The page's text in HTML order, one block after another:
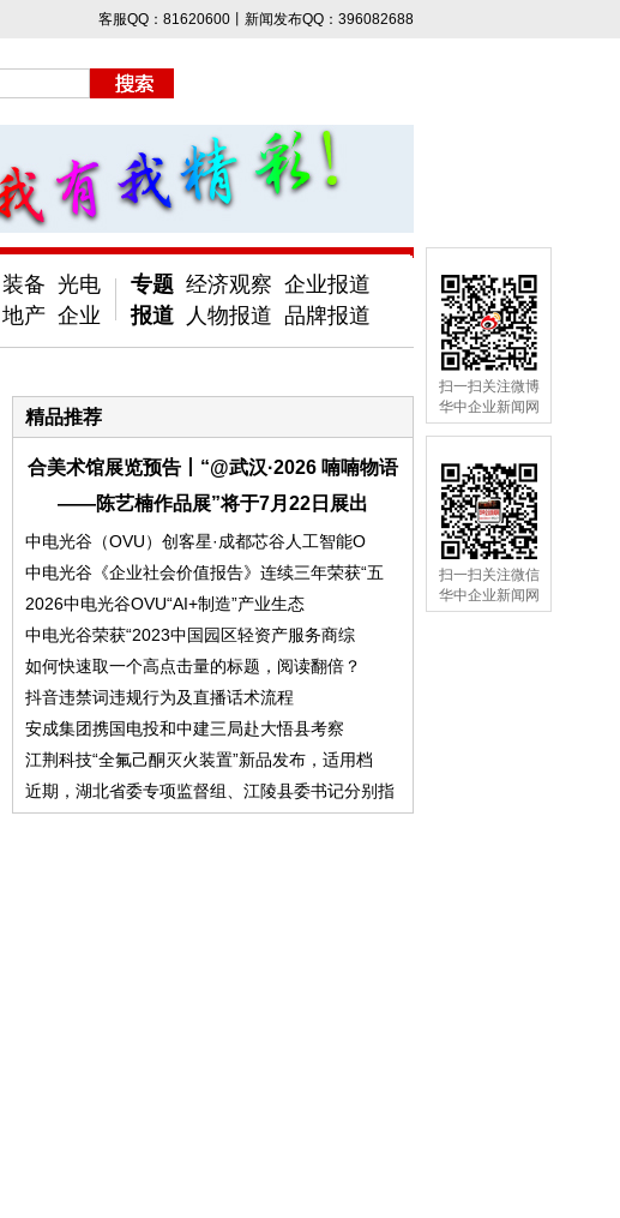
客服QQ：81620600丨新闻发布QQ：396082688
装备 光电
地产 企业
专题
报道
经济观察 企业报道
人物报道 品牌报道
扫一扫关注微博
华中企业新闻网
扫一扫关注微信
华中企业新闻网
精品推荐
合美术馆展览预告丨“@武汉·2026 喃喃物语
——陈艺楠作品展”将于7月22日展出
中电光谷（OVU）创客星·成都芯谷人工智能O
中电光谷《企业社会价值报告》连续三年荣获“五
2026中电光谷OVU“AI+制造”产业生态
中电光谷荣获“2023中国园区轻资产服务商综
如何快速取一个高点击量的标题，阅读翻倍？
抖音违禁词违规行为及直播话术流程
安成集团携国电投和中建三局赴大悟县考察
江荆科技“全氟己酮灭火装置”新品发布，适用档
近期，湖北省委专项监督组、江陵县委书记分别指